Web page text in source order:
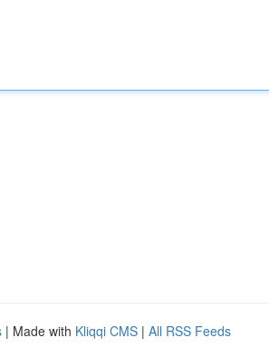
| Made with Kliqqi CMS | All RSS Feeds